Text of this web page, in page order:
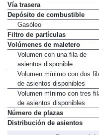
Vía trasera
Depósito de combustible
Gasóleo
Filtro de partículas
Volúmenes de maletero
Volumen con una fila de
asientos disponible
Volumen mínimo con dos
de asientos disponibles
Volumen mínimo con tres
de asientos disponibles
Número de plazas
Distribución de asientos